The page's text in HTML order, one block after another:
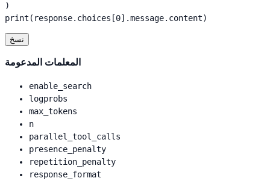
)
print(response.choices[0].message.content)
نسخ
المعلمات المدعومة
enable_search
logprobs
max_tokens
n
parallel_tool_calls
presence_penalty
repetition_penalty
response_format